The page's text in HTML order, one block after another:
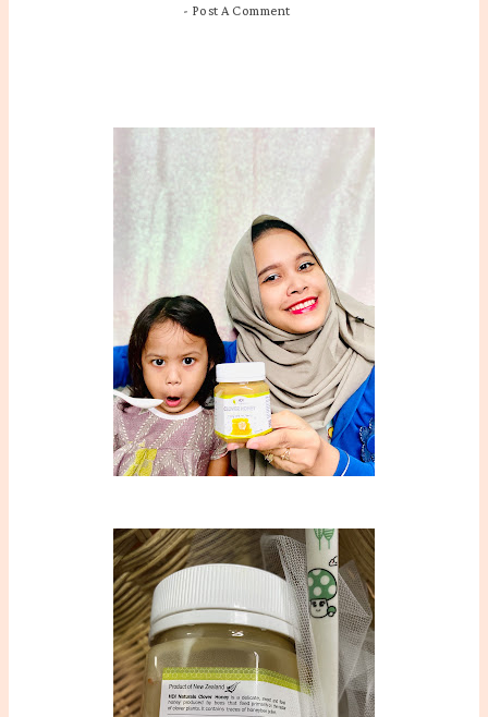
- Post A Comment